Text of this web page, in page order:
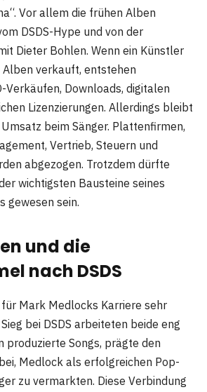
Vor allem die frühen Alben
DSDS-Hype und von der
Dieter Bohlen. Wenn ein Künstler
verkauft, entstehen
Verkäufen, Downloads, digitalen
Lizenzierungen. Allerdings bleibt
beim Sänger. Plattenfirmen,
Vertrieb, Steuern und
abgezogen. Trotzdem dürfte
wichtigsten Bausteine seines
gewesen sein.
und die
nach DSDS
Mark Medlocks Karriere sehr
bei DSDS arbeiteten beide eng
produzierte Songs, prägte den
Medlock als erfolgreichen Pop-
zu vermarkten. Diese Verbindung